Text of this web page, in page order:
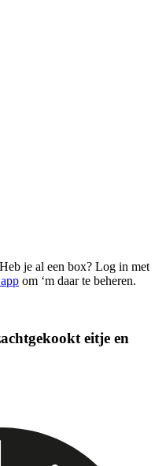
je al een box? Log in met
om ‘m daar te beheren.
eitje en